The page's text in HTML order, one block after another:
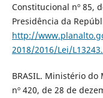
Constitucional nº 85,
Presidência da
http://
2018/2016/Lei/
BRASIL. Ministério do
nº 420, de 28 de